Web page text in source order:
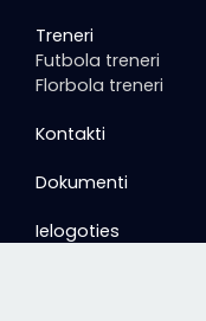
Treneri
Futbola treneri
Florbola treneri
Kontakti
Dokumenti
Ielogoties